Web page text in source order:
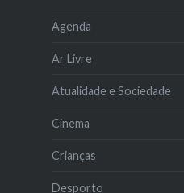
Agenda
Ar Livre
Atualidade e Sociedade
Cinema
Crianças
Desporto